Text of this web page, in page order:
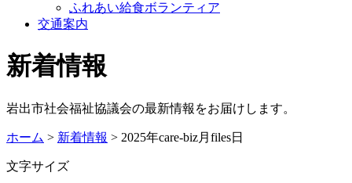
ふれあい給食ボランティア
交通案内
新着情報
岩出市社会福祉協議会の最新情報をお届けします。
ホーム > 新着情報 > 2025年care-biz月files日
文字サイズ